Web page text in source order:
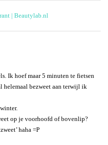
| Beautylab.nl
Ik hoef maar 5 minuten te fietsen
helemaal bezweet aan terwijl ik
op je voorhoofd of bovenlip?
haha =P